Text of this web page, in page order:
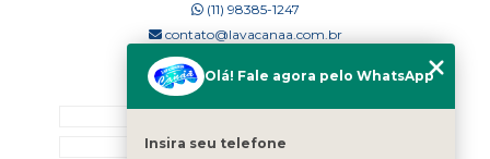
(11) 98385-1247
contato@lavacanaa.com.br
MENU
Quem Somos
Olá! Fale agora pelo WhatsApp
Insira seu telefone